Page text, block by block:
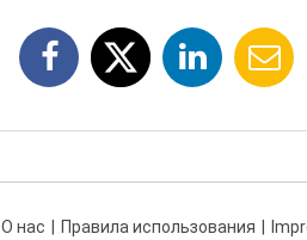
О нас Правила использования